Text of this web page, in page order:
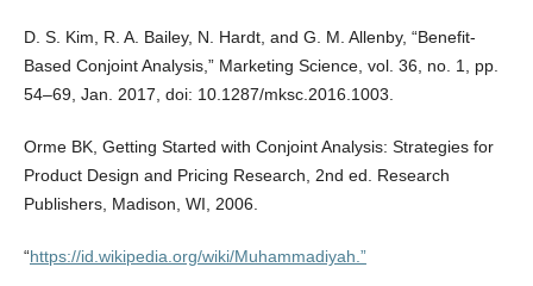
D. S. Kim, R. A. Bailey, N. Hardt, and G. M. Allenby, “Benefit-
Based Conjoint Analysis,” Marketing Science, vol. 36, no. 1, pp.
54–69, Jan. 2017, doi: 10.1287/mksc.2016.1003.
Orme BK, Getting Started with Conjoint Analysis: Strategies for
Product Design and Pricing Research, 2nd ed. Research
Publishers, Madison, WI, 2006.
“https://id.wikipedia.org/wiki/Muhammadiyah.”